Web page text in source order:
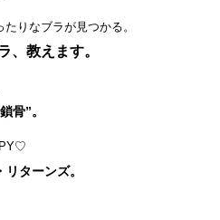
たりなブラが見つかる。
、教えます。
骨”。
ターンズ。